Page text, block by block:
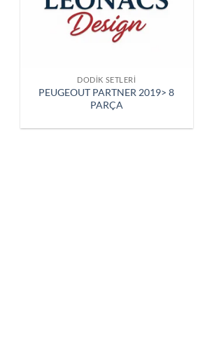
DODIK SETLERI
PEUGEOUT PARTNER 2019> 8
PARÇA